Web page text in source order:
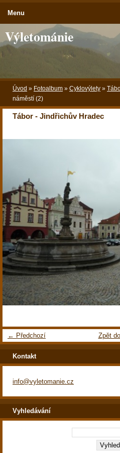
Výletománie
Úvod » Fotoalbum » Cyklovýlety »
náměstí (2)
Tábor - Jindřichův Hradec
← Předchozí Zpět
Menu
Kontakt
info@vyletomanie.cz
Vyhledávání